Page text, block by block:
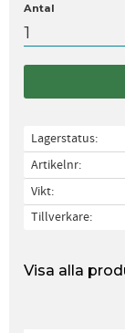
Antal
Lagerstatus
Artikelnr
Vikt
Tillverkare
Visa alla